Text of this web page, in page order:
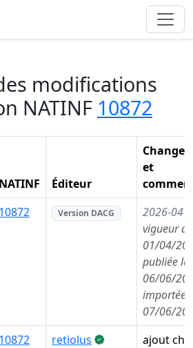
modifications
NATINF 10872
NATINF Éditeur
et
10872 Version DACG 2026-04
vigueur
01/04/
publiée le
06/06/
importée
07/06/
10872 retiolus
ajout